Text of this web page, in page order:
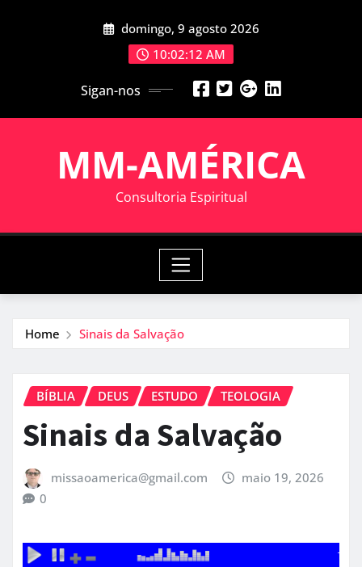
domingo, 9 agosto 2026
10:02:12 AM
Sigan-nos
MM-AMÉRICA
Consultoria Espiritual
Home Sinais da Salvação
BÍBLIA DEUS ESTUDO TEOLOGIA
Sinais da Salvação
missaoamerica@gmail.com
maio 19, 2026
0